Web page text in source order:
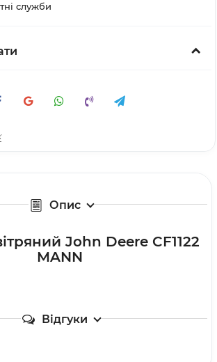
служби
Опис
John Deere CF1122
MANN
Відгуки